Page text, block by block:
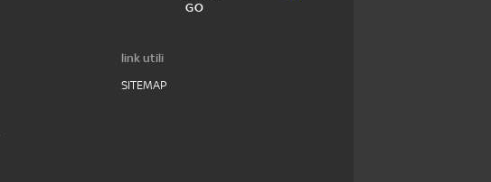
GO
link utili
SITEMAP